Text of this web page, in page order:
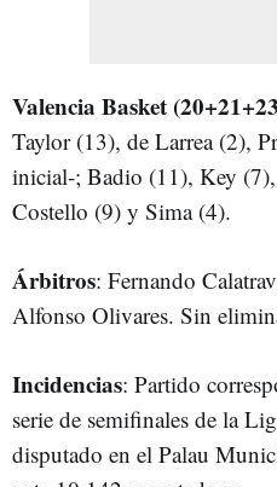
Valencia Basket
Taylor (13), de Larrea (2),
inicial-; Badio (11), Key
Costello (9) y Sima (4).
Árbitros: Fernando
Alfonso Olivares. Sin
Incidencias: Partido
serie de semifinales de la
disputado en el Palau